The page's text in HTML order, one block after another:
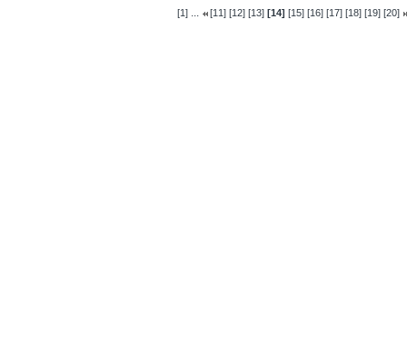
[1] ... [11] [12] [13] [14] [15] [16] [17] [18] [19] [20]